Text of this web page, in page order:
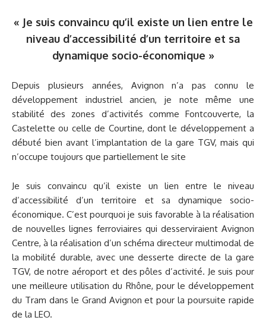
« Je suis convaincu qu’il existe un lien entre le
niveau d’accessibilité d’un territoire et sa
dynamique socio-économique »
Depuis plusieurs années, Avignon n’a pas connu le
développement industriel ancien, je note même une
stabilité des zones d’activités comme Fontcouverte, la
Castelette ou celle de Courtine, dont le développement a
débuté bien avant l’implantation de la gare TGV, mais qui
n’occupe toujours que partiellement le site
Je suis convaincu qu’il existe un lien entre le niveau
d’accessibilité d’un territoire et sa dynamique socio-
économique. C’est pourquoi je suis favorable à la réalisation
de nouvelles lignes ferroviaires qui desserviraient Avignon
Centre, à la réalisation d’un schéma directeur multimodal de
la mobilité durable, avec une desserte directe de la gare
TGV, de notre aéroport et des pôles d’activité. Je suis pour
une meilleure utilisation du Rhône, pour le développement
du Tram dans le Grand Avignon et pour la poursuite rapide
de la LEO.